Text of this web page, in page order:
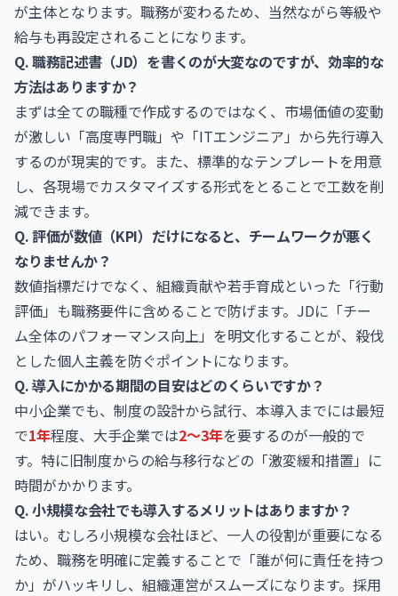
が主体となります。職務が変わるため、当然ながら等級や
給与も再設定されることになります。
Q. 職務記述書（JD）を書くのが大変なのですが、効率的な
方法はありますか？
まずは全ての職種で作成するのではなく、市場価値の変動
が激しい「高度専門職」や「ITエンジニア」から先行導入
するのが現実的です。また、標準的なテンプレートを用意
し、各現場でカスタマイズする形式をとることで工数を削
減できます。
Q. 評価が数値（KPI）だけになると、チームワークが悪く
なりませんか？
数値指標だけでなく、組織貢献や若手育成といった「行動
評価」も職務要件に含めることで防げます。JDに「チー
ム全体のパフォーマンス向上」を明文化することが、殺伐
とした個人主義を防ぐポイントになります。
Q. 導入にかかる期間の目安はどのくらいですか？
中小企業でも、制度の設計から試行、本導入までには最短
で1年程度、大手企業では2〜3年を要するのが一般的で
す。特に旧制度からの給与移行などの「激変緩和措置」に
時間がかかります。
Q. 小規模な会社でも導入するメリットはありますか？
はい。むしろ小規模な会社ほど、一人の役割が重要になる
ため、職務を明確に定義することで「誰が何に責任を持つ
か」がハッキリし、組織運営がスムーズになります。採用